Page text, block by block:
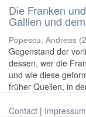
Die Franken
Gallien und
Popescu, Andreas (
Gegenstand der
dessen, wer die
und wie diese
früher Quellen, in
Contact | Impressum